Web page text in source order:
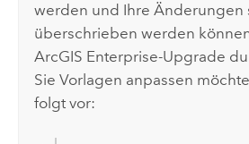
werden und Ihre Änderungen
überschrieben werden
ArcGIS Enterprise-Upgrade
Sie Vorlagen anpassen
folgt vor: